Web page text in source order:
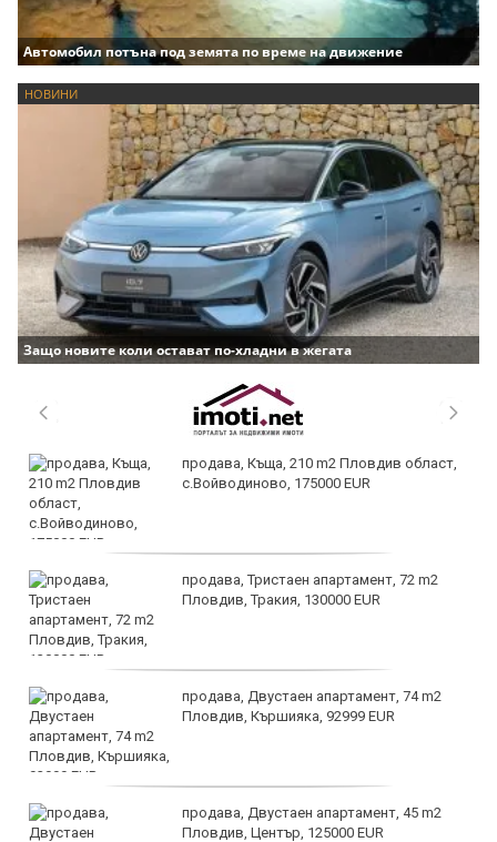
Автомобил потъна под земята по време на движение
НОВИНИ
Защо новите коли остават по-хладни в жегата
продава, Къща, 210 m2 Пловдив област,
с.Войводиново, 175000 EUR
продава, Тристаен апартамент, 72 m2
Пловдив, Тракия, 130000 EUR
продава, Двустаен апартамент, 74 m2
Пловдив, Кършияка, 92999 EUR
продава, Двустаен апартамент, 45 m2
Пловдив, Център, 125000 EUR